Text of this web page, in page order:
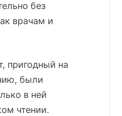
без
врачам и
пригодный на
были
в ней
чтении.